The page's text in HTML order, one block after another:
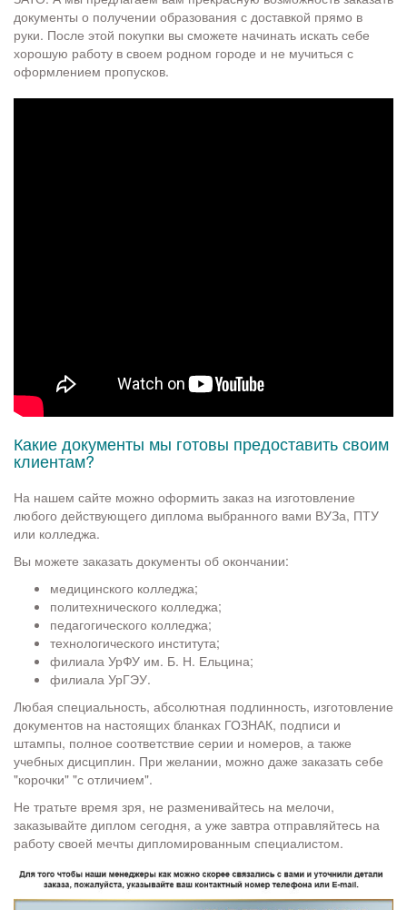
документы о получении образования с доставкой прямо в
руки. После этой покупки вы сможете начинать искать себе
хорошую работу в своем родном городе и не мучиться с
оформлением пропусков.
Какие документы мы готовы предоставить своим
клиентам?
На нашем сайте можно оформить заказ на изготовление
любого действующего диплома выбранного вами ВУЗа, ПТУ
или колледжа.
Вы можете заказать документы об окончании:
медицинского колледжа;
политехнического колледжа;
педагогического колледжа;
технологического института;
филиала УрФУ им. Б. Н. Ельцина;
филиала УрГЭУ.
Любая специальность, абсолютная подлинность, изготовление
документов на настоящих бланках ГОЗНАК, подписи и
штампы, полное соответствие серии и номеров, а также
учебных дисциплин. При желании, можно даже заказать себе
"корочки" "с отличием".
Не тратьте время зря, не разменивайтесь на мелочи,
заказывайте диплом сегодня, а уже завтра отправляйтесь на
работу своей мечты дипломированным специалистом.